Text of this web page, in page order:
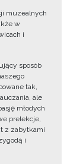
muzealnych
w
i
sposób
tak,
ale
młodych
prelekcje,
z zabytkami
i